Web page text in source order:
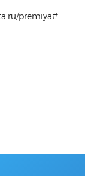
premiya#